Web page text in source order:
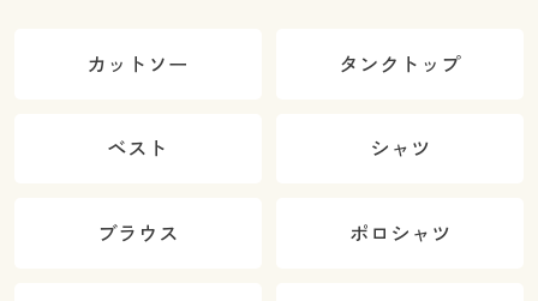
カットソー タンクトップ
ベスト シャツ
ブラウス ポロシャツ